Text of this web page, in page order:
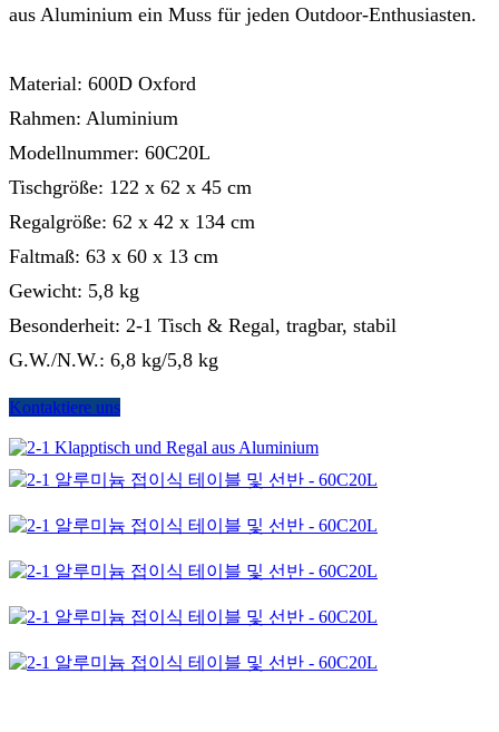
aus Aluminium ein Muss für jeden Outdoor-Enthusiasten.
Material: 600D Oxford
Rahmen: Aluminium
Modellnummer: 60C20L
Tischgröße: 122 x 62 x 45 cm
Regalgröße: 62 x 42 x 134 cm
Faltmaß: 63 x 60 x 13 cm
Gewicht: 5,8 kg
Besonderheit: 2-1 Tisch & Regal, tragbar, stabil
G.W./N.W.: 6,8 kg/5,8 kg
Kontaktiere uns